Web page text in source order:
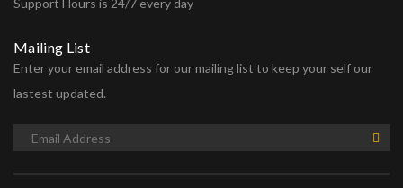
Support Hours is 24/7 every day
Mailing List
Enter your email address for our mailing list to keep your self our
lastest updated.